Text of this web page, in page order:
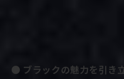
● ブラックの魅力を引き